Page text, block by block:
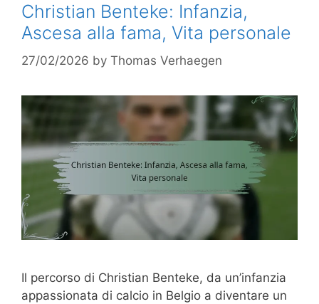
Christian Benteke: Infanzia,
Ascesa alla fama, Vita personale
27/02/2026 by Thomas Verhaegen
Il percorso di Christian Benteke, da un’infanzia
appassionata di calcio in Belgio a diventare un